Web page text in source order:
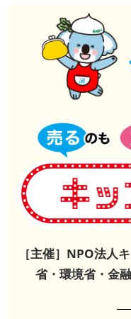
［主催］NPO法人
省・環境省・金